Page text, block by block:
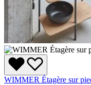
WIMMER Étagère sur